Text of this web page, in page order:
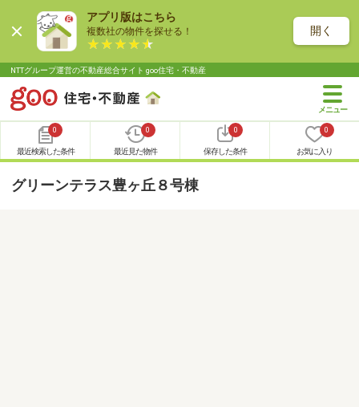
アプリ版はこちら
複数社の物件を探せる！ 開く
NTTグループ運営の不動産総合サイト goo住宅・不動産
0
最近検索した条件
0
最近見た物件
0
保存した条件
0
お気に入り
グリーンテラス豊ヶ丘８号棟